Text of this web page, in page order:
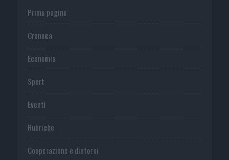
Prima pagina
Cronaca
Economia
Sport
Eventi
Rubriche
Cooperazione e dintorni